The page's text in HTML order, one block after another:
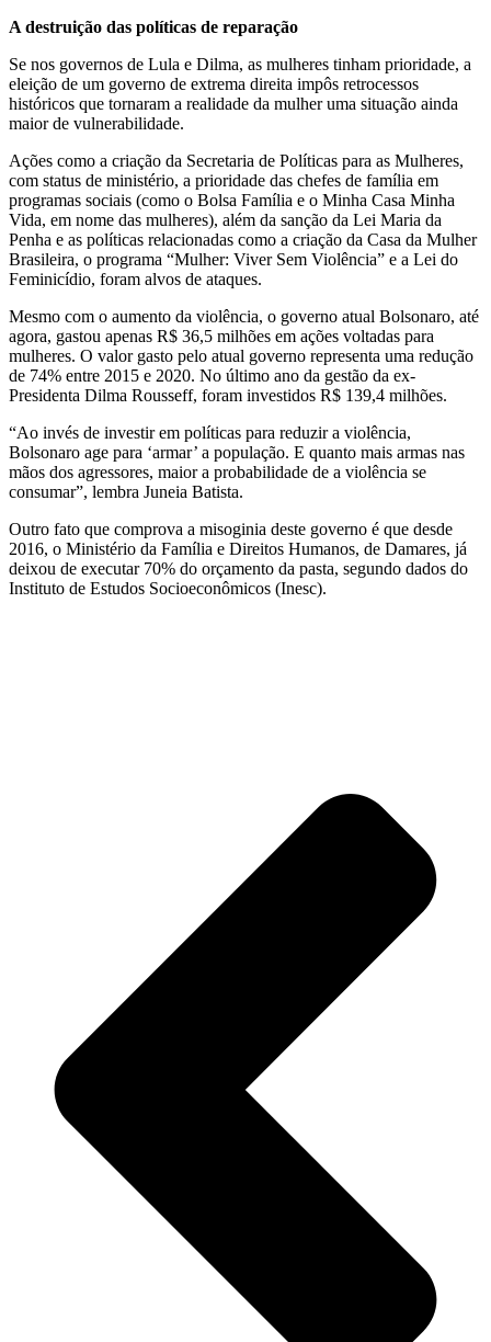
A destruição das políticas de reparação
Se nos governos de Lula e Dilma, as mulheres tinham prioridade, a
eleição de um governo de extrema direita impôs retrocessos
históricos que tornaram a realidade da mulher uma situação ainda
maior de vulnerabilidade.
Ações como a criação da Secretaria de Políticas para as Mulheres,
com status de ministério, a prioridade das chefes de família em
programas sociais (como o Bolsa Família e o Minha Casa Minha
Vida, em nome das mulheres), além da sanção da Lei Maria da
Penha e as políticas relacionadas como a criação da Casa da Mulher
Brasileira, o programa “Mulher: Viver Sem Violência” e a Lei do
Feminicídio, foram alvos de ataques.
Mesmo com o aumento da violência, o governo atual Bolsonaro, até
agora, gastou apenas R$ 36,5 milhões em ações voltadas para
mulheres. O valor gasto pelo atual governo representa uma redução
de 74% entre 2015 e 2020. No último ano da gestão da ex-
Presidenta Dilma Rousseff, foram investidos R$ 139,4 milhões.
“Ao invés de investir em políticas para reduzir a violência,
Bolsonaro age para ‘armar’ a população. E quanto mais armas nas
mãos dos agressores, maior a probabilidade de a violência se
consumar”, lembra Juneia Batista.
Outro fato que comprova a misoginia deste governo é que desde
2016, o Ministério da Família e Direitos Humanos, de Damares, já
deixou de executar 70% do orçamento da pasta, segundo dados do
Instituto de Estudos Socioeconômicos (Inesc).